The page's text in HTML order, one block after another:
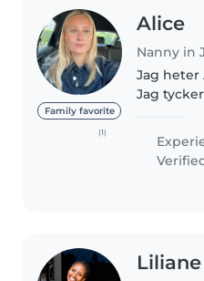
Family favorite
(1)
Alice
Nanny in
Jag heter
Jag
tidigare
år, samt
mina
Liliane